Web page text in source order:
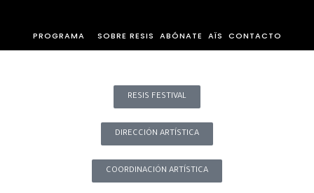
PROGRAMA SOBRE RESIS ABÓNATE AÏS CONTACTO
RESIS FESTIVAL
DIRECCIÓN ARTÍSTICA
COORDINACIÓN ARTÍSTICA